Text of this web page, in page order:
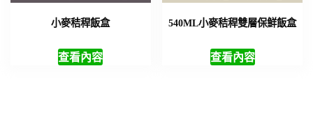
小麥秸稈飯盒
查看內容
540ML小麥秸稈雙層保鮮飯盒
查看內容